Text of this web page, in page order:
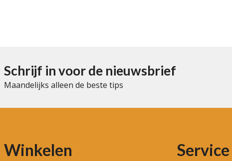
Schrijf in voor de nieuwsbrief
Maandelijks alleen de beste tips
Winkelen Service